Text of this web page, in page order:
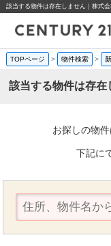
該当する物件は存在しません｜株式
TOPページ > 物件検索 >
該当する物件は存在
お探しの物
下記に